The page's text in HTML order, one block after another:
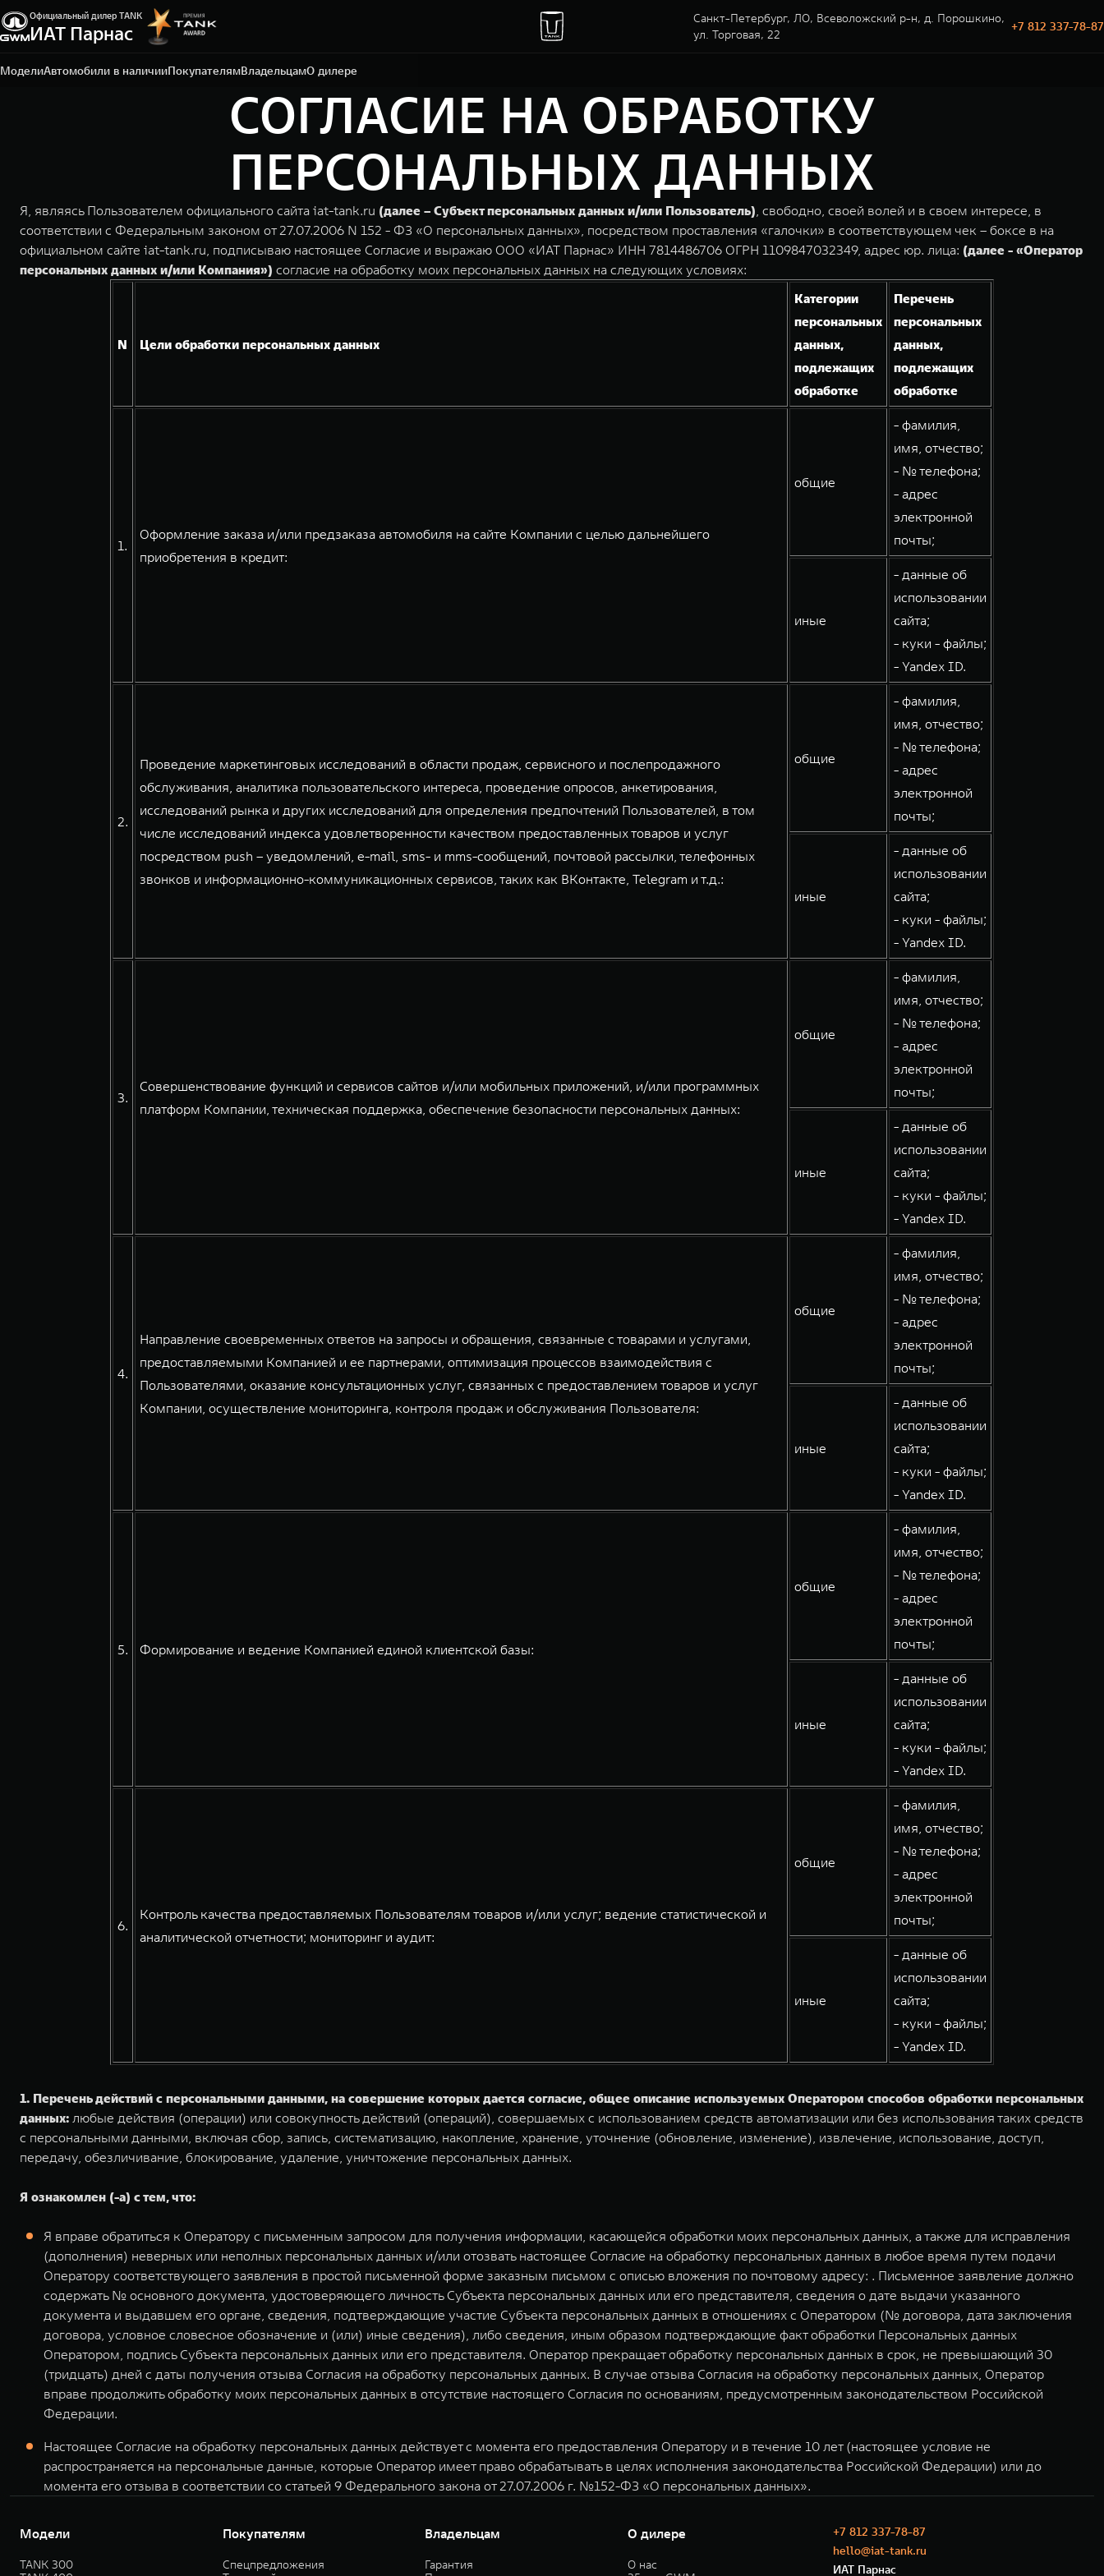
Официальный дилер TANK
ИАТ Парнас
Санкт-Петербург, ЛО, Всеволожский р-н, д. Порошкино,
ул. Торговая, 22
+7 812 337-78-87
МоделиАвтомобили в наличииПокупателямВладельцамО дилере
Санкт-Петербург, ЛО, Всеволожский р-н, д.
Порошкино, ул. Торговая, 22
+7 812 337-78-87
СОГЛАСИЕ НА ОБРАБОТКУ
ПЕРСОНАЛЬНЫХ ДАННЫХ
Я, являясь Пользователем официального сайта iat-tank.ru (далее – Субъект персональных данных и/или Пользователь), свободно, своей волей и в своем интересе, в
соответствии с Федеральным законом от 27.07.2006 N 152 - ФЗ «О персональных данных», посредством проставления «галочки» в соответствующем чек – боксе в на
официальном сайте iat-tank.ru, подписываю настоящее Согласие и выражаю ООО «ИАТ Парнас» ИНН 7814486706 ОГРН 1109847032349, адрес юр. лица: (далее - «Оператор
персональных данных и/или Компания») согласие на обработку моих персональных данных на следующих условиях:
N Цели обработки персональных данных
Категории
персональных
данных,
подлежащих
обработке
Перечень
персональных
данных,
подлежащих
обработке
1.
Оформление заказа и/или предзаказа автомобиля на сайте Компании с целью дальнейшего
приобретения в кредит:
общие
- фамилия,
имя, отчество;
- № телефона;
- адрес
электронной
почты;
иные
- данные об
использовании
сайта;
- куки - файлы;
- Yandex ID.
2.
Проведение маркетинговых исследований в области продаж, сервисного и послепродажного
обслуживания, аналитика пользовательского интереса, проведение опросов, анкетирования,
исследований рынка и других исследований для определения предпочтений Пользователей, в том
числе исследований индекса удовлетворенности качеством предоставленных товаров и услуг
посредством push – уведомлений, e-mail, sms- и mms-сообщений, почтовой рассылки, телефонных
звонков и информационно-коммуникационных сервисов, таких как ВКонтакте, Telegram и т.д.:
общие
- фамилия,
имя, отчество;
- № телефона;
- адрес
электронной
почты;
иные
- данные об
использовании
сайта;
- куки - файлы;
- Yandex ID.
3.
Совершенствование функций и сервисов сайтов и/или мобильных приложений, и/или программных
платформ Компании, техническая поддержка, обеспечение безопасности персональных данных:
общие
- фамилия,
имя, отчество;
- № телефона;
- адрес
электронной
почты;
иные
- данные об
использовании
сайта;
- куки - файлы;
- Yandex ID.
4.
Направление своевременных ответов на запросы и обращения, связанные с товарами и услугами,
предоставляемыми Компанией и ее партнерами, оптимизация процессов взаимодействия с
Пользователями, оказание консультационных услуг, связанных с предоставлением товаров и услуг
Компании, осуществление мониторинга, контроля продаж и обслуживания Пользователя:
общие
- фамилия,
имя, отчество;
- № телефона;
- адрес
электронной
почты;
иные
- данные об
использовании
сайта;
- куки - файлы;
- Yandex ID.
5. Формирование и ведение Компанией единой клиентской базы:
общие
- фамилия,
имя, отчество;
- № телефона;
- адрес
электронной
почты;
иные
- данные об
использовании
сайта;
- куки - файлы;
- Yandex ID.
6.
Контроль качества предоставляемых Пользователям товаров и/или услуг; ведение статистической и
аналитической отчетности; мониторинг и аудит:
общие
- фамилия,
имя, отчество;
- № телефона;
- адрес
электронной
почты;
иные
- данные об
использовании
сайта;
- куки - файлы;
- Yandex ID.
1. Перечень действий с персональными данными, на совершение которых дается согласие, общее описание используемых Оператором способов обработки персональных
данных: любые действия (операции) или совокупность действий (операций), совершаемых с использованием средств автоматизации или без использования таких средств
с персональными данными, включая сбор, запись, систематизацию, накопление, хранение, уточнение (обновление, изменение), извлечение, использование, доступ,
передачу, обезличивание, блокирование, удаление, уничтожение персональных данных.
Я ознакомлен (-а) с тем, что:
Я вправе обратиться к Оператору с письменным запросом для получения информации, касающейся обработки моих персональных данных, а также для исправления
(дополнения) неверных или неполных персональных данных и/или отозвать настоящее Согласие на обработку персональных данных в любое время путем подачи
Оператору соответствующего заявления в простой письменной форме заказным письмом с описью вложения по почтовому адресу: . Письменное заявление должно
содержать № основного документа, удостоверяющего личность Субъекта персональных данных или его представителя, сведения о дате выдачи указанного
документа и выдавшем его органе, сведения, подтверждающие участие Субъекта персональных данных в отношениях с Оператором (№ договора, дата заключения
договора, условное словесное обозначение и (или) иные сведения), либо сведения, иным образом подтверждающие факт обработки Персональных данных
Оператором, подпись Субъекта персональных данных или его представителя. Оператор прекращает обработку персональных данных в срок, не превышающий 30
(тридцать) дней с даты получения отзыва Согласия на обработку персональных данных. В случае отзыва Согласия на обработку персональных данных, Оператор
вправе продолжить обработку моих персональных данных в отсутствие настоящего Согласия по основаниям, предусмотренным законодательством Российской
Федерации.
Настоящее Согласие на обработку персональных данных действует с момента его предоставления Оператору и в течение 10 лет (настоящее условие не
распространяется на персональные данные, которые Оператор имеет право обрабатывать в целях исполнения законодательства Российской Федерации) или до
момента его отзыва в соответствии со статьей 9 Федерального закона от 27.07.2006 г. №152-ФЗ «О персональных данных».
Модели
TANK 300
Покупателям
Спецпредложения
Владельцам
Гарантия
О дилере
О нас
+7 812 337-78-87
hello@iat-tank.ru
ИАТ Парнас